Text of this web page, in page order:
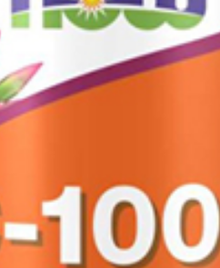
3:2.
είναι τελικά αυτή
ενός συμπληρώματος
240 DHA είναι επίσης
USA Omega-3 Fish Oil 480